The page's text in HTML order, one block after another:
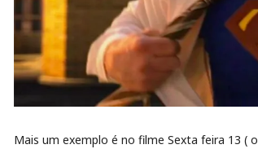
Mais um exemplo é no filme Sexta feira 13 (